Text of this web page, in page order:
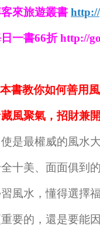
來旅遊叢書
一書66折 http://
書教你如何善用
風聚氣，招財兼開
是最權威的風水
十美、面面俱到
風水，懂得選擇
要的，還是要能